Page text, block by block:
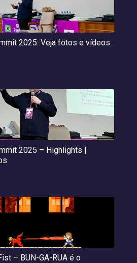
2025: Veja fotos e vídeos
2025 – Highlights |
– BUN-GA-RUA é o